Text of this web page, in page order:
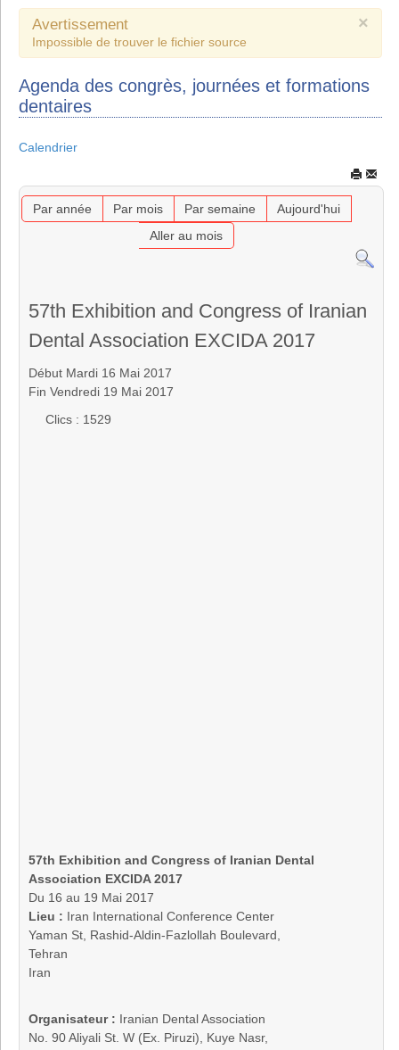
×
Avertissement
Impossible de trouver le fichier source
Agenda des congrès, journées et formations
dentaires
Calendrier
Par année Par mois Par semaine
Aujourd'hui
Aller au mois
57th Exhibition and Congress of Iranian
Dental Association EXCIDA 2017
Début Mardi 16 Mai 2017
Fin Vendredi 19 Mai 2017
Clics : 1529
57th Exhibition and Congress of Iranian Dental
Association EXCIDA 2017
Du 16 au 19 Mai 2017
Lieu : Iran International Conference Center
Yaman St, Rashid-Aldin-Fazlollah Boulevard,
Tehran
Iran
Organisateur : Iranian Dental Association
No. 90 Aliyali St. W (Ex. Piruzi), Kuye Nasr,